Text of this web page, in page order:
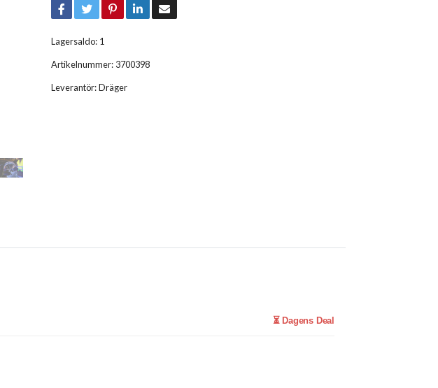
Lagersaldo: 1
Artikelnummer: 3700398
Leverantör:Dräger
⏳ Dagens Deal